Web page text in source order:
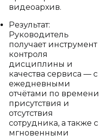
видеоархив.
Результат:
Руководитель
получает инструмент
контроля
дисциплины и
качества сервиса — с
ежедневными
отчётами по времени
присутствия и
отсутствия
сотрудника, а также с
мгновенными